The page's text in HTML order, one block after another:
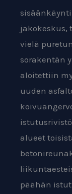
jakokeskus,
vielä
sorakentän
aloitettiin
uuden
alueet
päähän